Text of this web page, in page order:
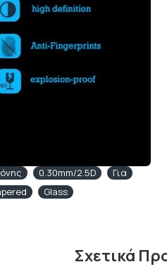
0.30mm/2.5D
Για
Glass
Σχετικά